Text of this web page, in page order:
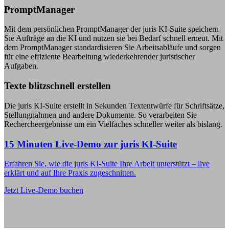
PromptManager
Mit dem persönlichen PromptManager der juris KI-Suite speichern
Sie Aufträge an die KI und nutzen sie bei Bedarf schnell erneut. Mit
dem PromptManager standardisieren Sie Arbeitsabläufe und sorgen
für eine effiziente Bearbeitung wiederkehrender juristischer
Aufgaben.
Texte blitzschnell erstellen
Die juris KI-Suite erstellt in Sekunden Textentwürfe für Schriftsätze,
Stellungnahmen und andere Dokumente. So verarbeiten Sie
Rechercheergebnisse um ein Vielfaches schneller weiter als bislang.
15 Minuten Live-Demo zur juris KI-Suite
Erfahren Sie, wie die juris KI-Suite Ihre Arbeit unterstützt – live
erklärt und auf Ihre Praxis zugeschnitten.
Jetzt Live-Demo buchen